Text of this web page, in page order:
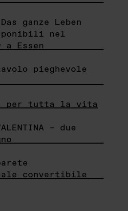
ganze Leben
nel
a Essen
pieghevole
per tutta la vita
– due
convertibile